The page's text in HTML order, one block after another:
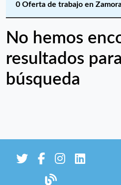
0 Oferta de trabajo en
No hemos
resultados
búsqueda